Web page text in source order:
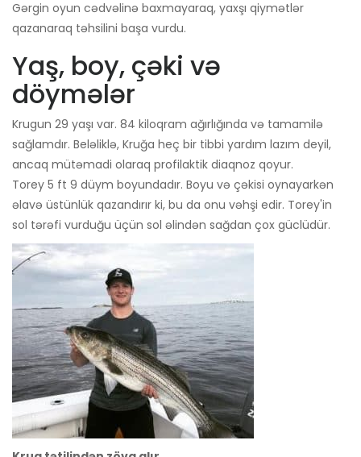
Gərgin oyun cədvəlinə baxmayaraq, yaxşı qiymətlər
qazanaraq təhsilini başa vurdu.
Yaş, boy, çəki və
döymələr
Krugun 29 yaşı var. 84 kiloqram ağırlığında və tamamilə
sağlamdır. Beləliklə, Kruğa heç bir tibbi yardım lazım deyil,
ancaq mütəmadi olaraq profilaktik diaqnoz qoyur.
Torey 5 ft 9 düym boyundadır. Boyu və çəkisi oynayarkən
əlavə üstünlük qazandırır ki, bu da onu vəhşi edir. Torey'in
sol tərəfi vurduğu üçün sol əlindən sağdan çox güclüdür.